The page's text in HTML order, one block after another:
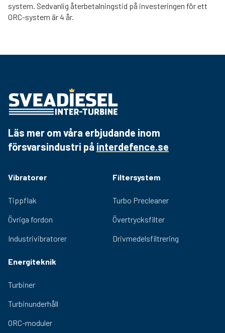
system. Sedvanlig återbetalningstid på investeringen för ett
ORC-system är 4 år.
Läs mer om våra erbjudande inom
försvarsindustri på interdefence.se
Vibratorer
Tippflak
Övriga fordon
Industrivibratorer
Filtersystem
Turbo Precleaner
Övertrycksfilter
Drivmedelsfiltrering
Energiteknik
Turbiner
Turbinunderhåll
ORC-moduler